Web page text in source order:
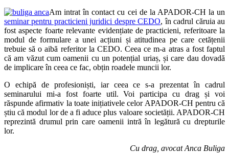
Am intrat în contact cu cei de la APADOR-CH la un
seminar pentru practicieni juridici despre CEDO, în cadrul căruia au
fost aspecte foarte relevante evidențiate de practicieni, referitoare la
modul de formulare a unei acțiuni și atitudinea pe care cetățenii
trebuie să o aibă referitor la CEDO. Ceea ce m-a atras a fost faptul
că am văzut cum oamenii cu un potențial uriaș, și care dau dovadă
de implicare în ceea ce fac, obțin roadele muncii lor.
O echipă de profesioniști, iar ceea ce s-a prezentat în cadrul
seminarului mi-a fost foarte util. Voi participa cu drag și voi
răspunde afirmativ la toate inițiativele celor APADOR-CH pentru că
știu că modul lor de a fi aduce plus valoare societății. APADOR-CH
reprezintă drumul prin care oamenii intră în legătură cu drepturile
lor.
Cu drag, avocat Anca Buliga